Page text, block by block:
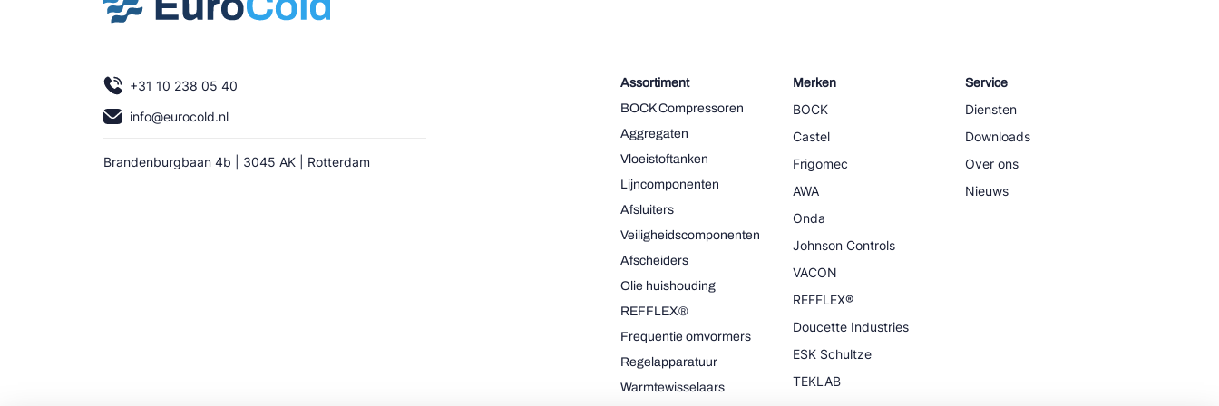
+31 10 238 05 40
info@eurocold.nl
Brandenburgbaan 4b | 3045 AK | Rotterdam
Assortiment
BOCK Compressoren
Aggregaten
Vloeistoftanken
Lijncomponenten
Afsluiters
Veiligheidscomponenten
Afscheiders
Olie huishouding
REFFLEX®
Frequentie omvormers
Regelapparatuur
Warmtewisselaars
Merken
BOCK
Castel
Frigomec
AWA
Onda
Johnson Controls
VACON
REFFLEX®
Doucette Industries
ESK Schultze
TEKLAB
Service
Diensten
Downloads
Over ons
Nieuws